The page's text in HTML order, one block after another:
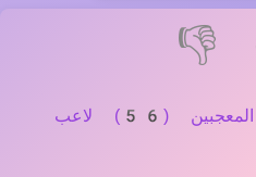
👎
(56) لاعب